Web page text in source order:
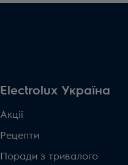
Electrolux Україна
Акції
Рецепти
Поради з тривалого